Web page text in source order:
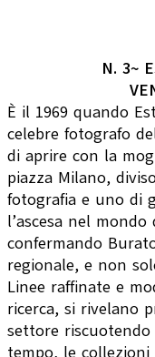
N. 3~
È il 1969 quando
celebre fotografo
di aprire con la
piazza Milano,
fotografia e uno di
l’ascesa nel
confermando
regionale, e non
Linee raffinate e
ricerca, si rivelano
settore riscuotendo
tempo, le